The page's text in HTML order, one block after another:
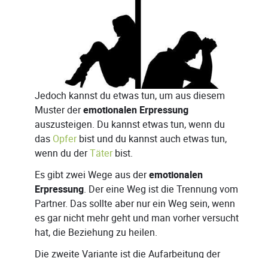
Jedoch kannst du etwas tun, um aus diesem
Muster deremotionalen Erpressung
auszusteigen. Du kannst etwas tun, wenn du
das Opferbist und du kannst auch etwas tun,
wenn du derTäterbist.
Es gibt zwei Wege aus deremotionalen
Erpressung. Der eine Weg ist die Trennung vom
Partner. Das sollte aber nur ein Weg sein, wenn
es gar nicht mehr geht und man vorher versucht
hat, die Beziehung zu heilen.
Die zweite Variante ist die Aufarbeitung der